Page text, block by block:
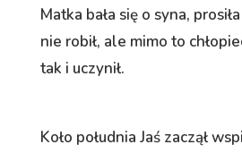
Matka bała się o syna,
nie robił, ale mimo to
tak i uczynił.
Koło południa Jaś zaczął